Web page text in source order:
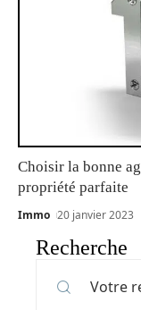
Choisir la bonne
propriété parfaite
Immo 20 janvier 2023
Recherche